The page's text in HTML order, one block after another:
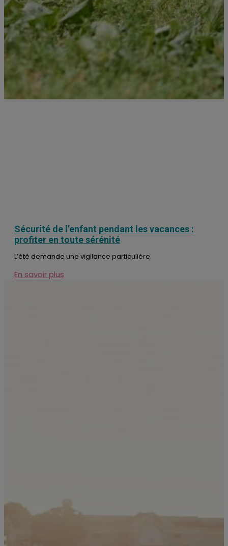
Sécurité de l’enfant pendant les vacances :
profiter en toute sérénité
L’été demande une vigilance particulière
En savoir plus